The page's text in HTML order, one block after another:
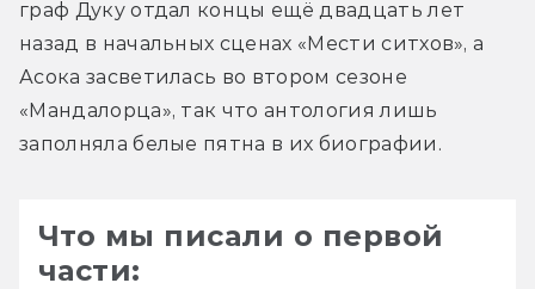
граф Дуку отдал концы ещё двадцать лет
назад в начальных сценах «Мести ситхов», а
Асока засветилась во втором сезоне
«Мандалорца», так что антология лишь
заполняла белые пятна в их биографии.
Что мы писали о первой
части: